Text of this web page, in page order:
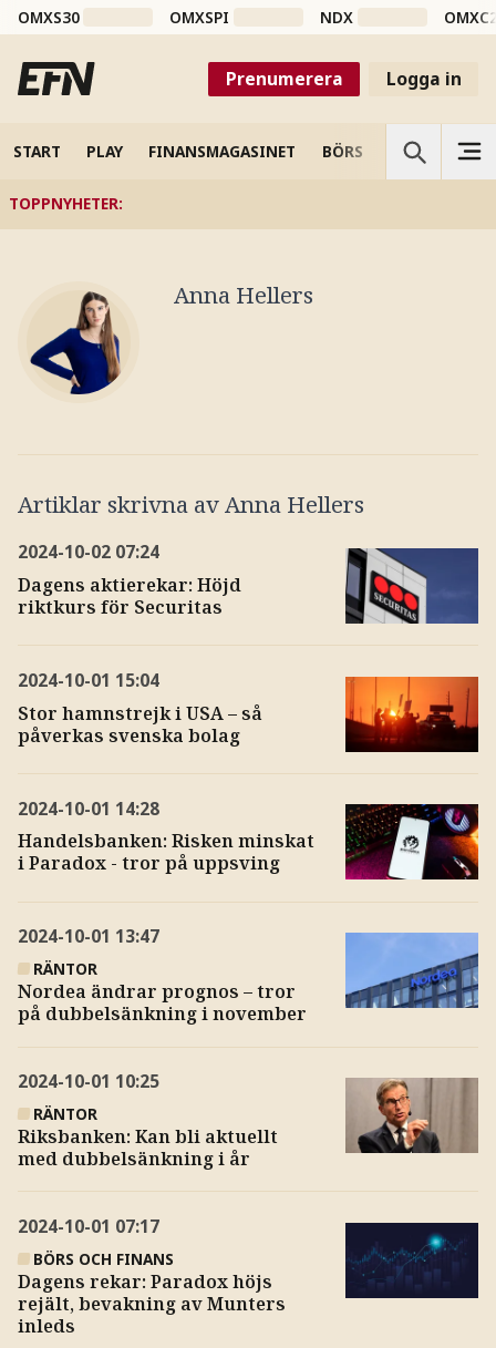
OMXS30 OMXSPI NDX
Prenumerera Logga in
START PLAY FINANSMAGASINET BÖRS VETENSKAP
TOPPNYHETER:
Anna Hellers
Artiklar skrivna av Anna Hellers
2024-10-02 07:24
Dagens aktierekar: Höjd
riktkurs för Securitas
2024-10-01 15:04
Stor hamnstrejk i USA – så
påverkas svenska bolag
2024-10-01 14:28
Handelsbanken: Risken minskat
i Paradox - tror på uppsving
2024-10-01 13:47
RÄNTOR
Nordea ändrar prognos – tror
på dubbelsänkning i november
2024-10-01 10:25
RÄNTOR
Riksbanken: Kan bli aktuellt
med dubbelsänkning i år
2024-10-01 07:17
BÖRS OCH FINANS
Dagens rekar: Paradox höjs
rejält, bevakning av Munters
inleds